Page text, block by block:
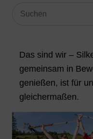
Das sind wir –
gemeinsam in
genießen, ist für
gleichermaßen.